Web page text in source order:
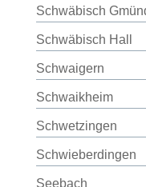
Schwäbisch
Schwäbisch Hall
Schwaigern
Schwaikheim
Schwetzingen
Schwieberdingen
Seebach